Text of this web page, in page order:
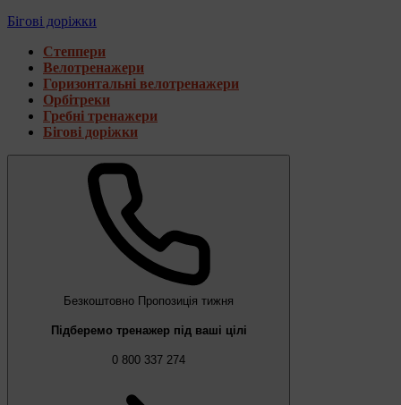
Бігові доріжки
Степпери
Велотренажери
Горизонтальні велотренажери
Орбітреки
Гребні тренажери
Бігові доріжки
Безкоштовно Пропозиція тижня
Підберемо тренажер під ваші цілі
0 800 337 274